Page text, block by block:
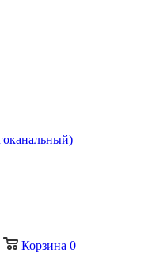
Корзина 0